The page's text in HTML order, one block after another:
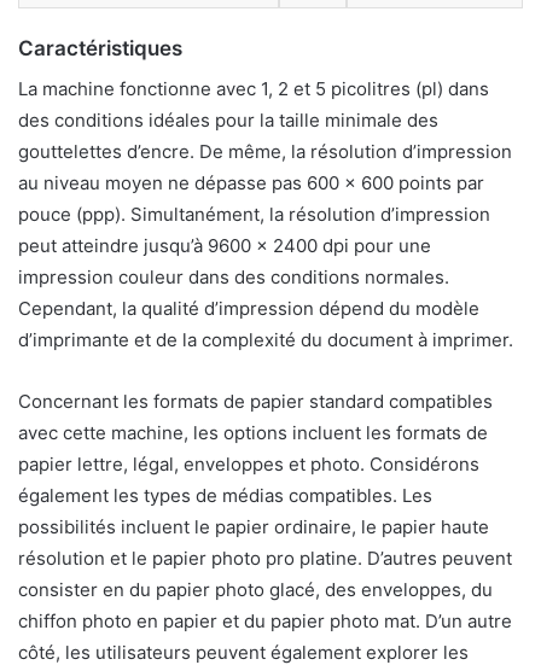
Caractéristiques
La machine fonctionne avec 1, 2 et 5 picolitres (pl) dans
des conditions idéales pour la taille minimale des
gouttelettes d’encre. De même, la résolution d’impression
au niveau moyen ne dépasse pas 600 x 600 points par
pouce (ppp). Simultanément, la résolution d’impression
peut atteindre jusqu’à 9600 x 2400 dpi pour une
impression couleur dans des conditions normales.
Cependant, la qualité d’impression dépend du modèle
d’imprimante et de la complexité du document à imprimer.
Concernant les formats de papier standard compatibles
avec cette machine, les options incluent les formats de
papier lettre, légal, enveloppes et photo. Considérons
également les types de médias compatibles. Les
possibilités incluent le papier ordinaire, le papier haute
résolution et le papier photo pro platine. D’autres peuvent
consister en du papier photo glacé, des enveloppes, du
chiffon photo en papier et du papier photo mat. D’un autre
côté, les utilisateurs peuvent également explorer les